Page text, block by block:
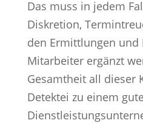
Das muss in jedem
Diskretion,
den Ermittlungen und
Mitarbeiter ergänzt
Gesamtheit all dieser
Detektei zu einem